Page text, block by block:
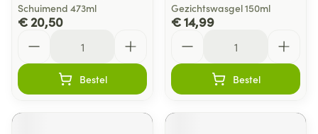
Schuimend 473ml
€ 20,50
Bestel
Gezichtswasgel 150ml
€ 14,99
Bestel